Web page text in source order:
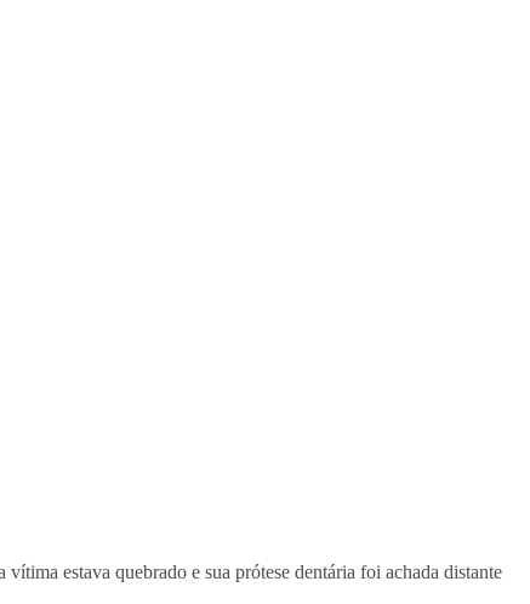
estava quebrado e sua prótese dentária foi achada distante